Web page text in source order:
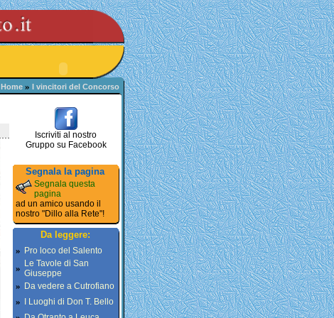
Home » I vincitori del Concorso
Iscriviti al nostro
Gruppo su Facebook
Segnala la pagina
Segnala questa
pagina
ad un amico usando il
nostro "Dillo alla Rete"!
Da leggere:
» Pro loco del Salento
» Le Tavole di San
Giuseppe
» Da vedere a Cutrofiano
» I Luoghi di Don T. Bello